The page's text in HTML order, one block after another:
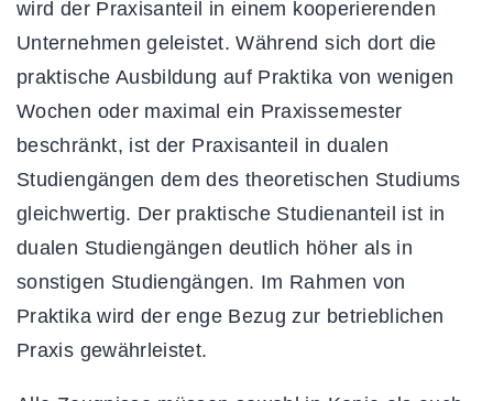
wird der Praxisanteil in einem kooperierenden
Unternehmen geleistet. Während sich dort die
praktische Ausbildung auf Praktika von wenigen
Wochen oder maximal ein Praxissemester
beschränkt, ist der Praxisanteil in dualen
Studiengängen dem des theoretischen Studiums
gleichwertig. Der praktische Studienanteil ist in
dualen Studiengängen deutlich höher als in
sonstigen Studiengängen. Im Rahmen von
Praktika wird der enge Bezug zur betrieblichen
Praxis gewährleistet.